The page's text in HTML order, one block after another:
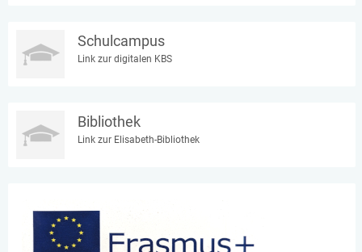
Schulcampus
Link zur digitalen KBS
Bibliothek
Link zur Elisabeth-Bibliothek